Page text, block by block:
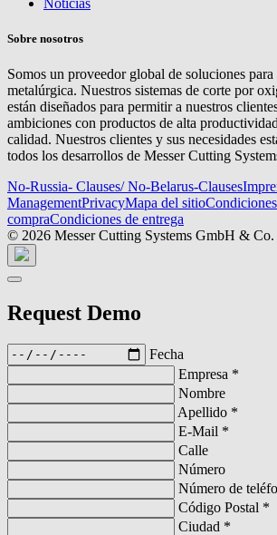
Sobre nosotros
Somos un proveedor global de soluciones
metalúrgica. Nuestros sistemas de corte por
están diseñados para permitir a nuestros
ambiciones con productos de alta
calidad. Nuestros clientes y sus necesidades
todos los desarrollos de Messer Cutting
No-Russia- Clauses/ No-Belarus-Clauses
ManagementPrivacyMapa del sitio
compraCondiciones de entrega
© 2026 Messer Cutting Systems GmbH &
Request Demo
Fecha
Empresa *
Nombre
Apellido *
E-Mail *
Calle
Número
Número de
Código Postal *
Ciudad *